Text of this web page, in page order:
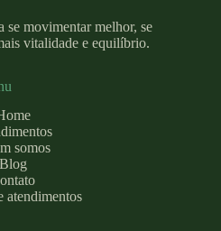
se movimentar melhor, se
vitalidade e equilíbrio.
somos
Blog
atendimentos